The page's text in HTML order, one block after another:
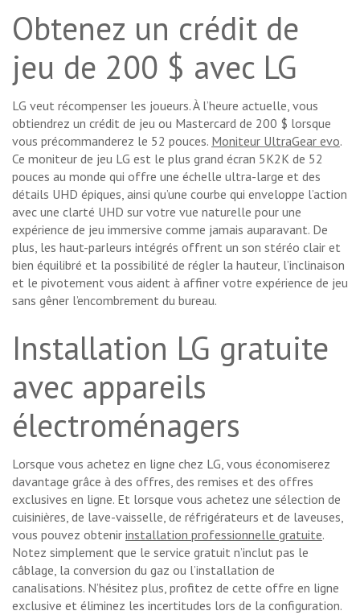
Obtenez un crédit de
jeu de 200 $ avec LG
LG veut récompenser les joueurs. À l’heure actuelle, vous
obtiendrez un crédit de jeu ou Mastercard de 200 $ lorsque
vous précommanderez le 52 pouces. Moniteur UltraGear evo.
Ce moniteur de jeu LG est le plus grand écran 5K2K de 52
pouces au monde qui offre une échelle ultra-large et des
détails UHD épiques, ainsi qu’une courbe qui enveloppe l’action
avec une clarté UHD sur votre vue naturelle pour une
expérience de jeu immersive comme jamais auparavant. De
plus, les haut-parleurs intégrés offrent un son stéréo clair et
bien équilibré et la possibilité de régler la hauteur, l’inclinaison
et le pivotement vous aident à affiner votre expérience de jeu
sans gêner l’encombrement du bureau.
Installation LG gratuite
avec appareils
électroménagers
Lorsque vous achetez en ligne chez LG, vous économiserez
davantage grâce à des offres, des remises et des offres
exclusives en ligne. Et lorsque vous achetez une sélection de
cuisinières, de lave-vaisselle, de réfrigérateurs et de laveuses,
vous pouvez obtenir installation professionnelle gratuite.
Notez simplement que le service gratuit n’inclut pas le
câblage, la conversion du gaz ou l’installation de
canalisations. N’hésitez plus, profitez de cette offre en ligne
exclusive et éliminez les incertitudes lors de la configuration.